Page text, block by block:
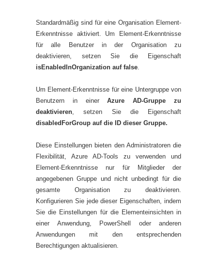
Standardmäßig sind für eine Organisation Element-
Erkenntnisse aktiviert. Um Element-Erkenntnisse
für alle Benutzer in der Organisation zu
deaktivieren, setzen Sie die Eigenschaft
isEnabledInOrganization auf false.
Um Element-Erkenntnisse für eine Untergruppe von
Benutzern in einerAzure AD-Gruppe zu
deaktivieren, setzen Sie die Eigenschaft
disabledForGroup auf die ID dieser Gruppe.
Diese Einstellungen bieten den Administratoren die
Flexibilität, Azure AD-Tools zu verwenden und
Element-Erkenntnisse nur für Mitglieder der
angegebenen Gruppe und nicht unbedingt für die
gesamte Organisation zu deaktivieren.
Konfigurieren Sie jede dieser Eigenschaften, indem
Sie die Einstellungen für die Elementeinsichten in
einer Anwendung, PowerShell oder anderen
Anwendungen mit den entsprechenden
Berechtigungen aktualisieren.